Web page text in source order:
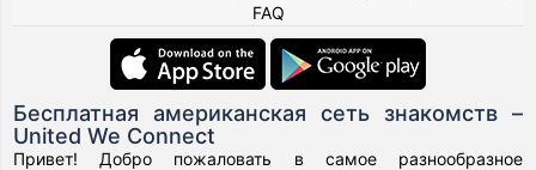
FAQ
Бесплатная американская сеть знакомств –
United We Connect
Привет! Добро пожаловать в самое разнообразное